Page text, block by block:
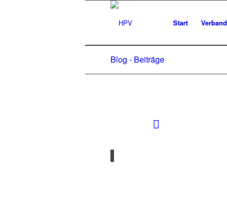
Start Verband
Blog - Beiträge